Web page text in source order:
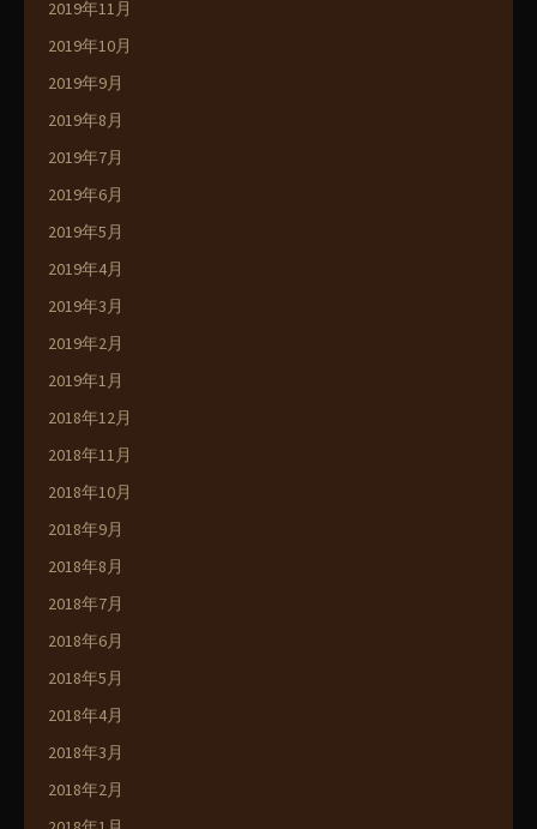
2019年11月
2019年10月
2019年9月
2019年8月
2019年7月
2019年6月
2019年5月
2019年4月
2019年3月
2019年2月
2019年1月
2018年12月
2018年11月
2018年10月
2018年9月
2018年8月
2018年7月
2018年6月
2018年5月
2018年4月
2018年3月
2018年2月